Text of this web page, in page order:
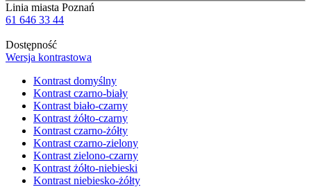
Linia miasta Poznań
61 646 33 44
Dostępność
Wersja kontrastowa
Kontrast domyślny
Kontrast czarno-biały
Kontrast biało-czarny
Kontrast żółto-czarny
Kontrast czarno-żółty
Kontrast czarno-zielony
Kontrast zielono-czarny
Kontrast żółto-niebieski
Kontrast niebiesko-żółty